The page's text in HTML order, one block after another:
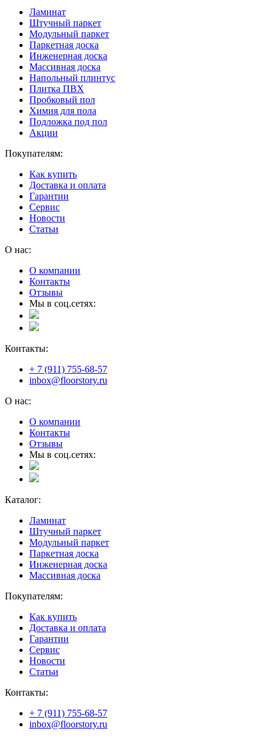
Ламинат
Штучный паркет
Модульный паркет
Паркетная доска
Инженерная доска
Массивная доска
Напольный плинтус
Плитка ПВХ
Пробковый пол
Химия для пола
Подложка под пол
Акции
Покупателям:
Как купить
Доставка и оплата
Гарантии
Сервис
Новости
Статьи
О нас:
О компании
Контакты
Отзывы
Мы в соц.сетях:
Контакты:
+ 7 (911) 755-68-57
inbox@floorstory.ru
О нас:
О компании
Контакты
Отзывы
Мы в соц.сетях:
Каталог:
Ламинат
Штучный паркет
Модульный паркет
Паркетная доска
Инженерная доска
Массивная доска
Покупателям:
Как купить
Доставка и оплата
Гарантии
Сервис
Новости
Статьи
Контакты:
+ 7 (911) 755-68-57
inbox@floorstory.ru